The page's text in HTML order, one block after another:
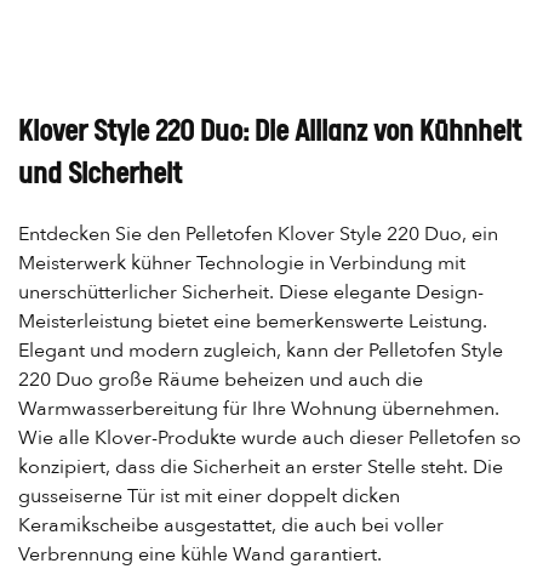
Klover Style 220 Duo: Die Allianz von Kühnheit
und Sicherheit
Entdecken Sie den Pelletofen Klover Style 220 Duo, ein
Meisterwerk kühner Technologie in Verbindung mit
unerschütterlicher Sicherheit. Diese elegante Design-
Meisterleistung bietet eine bemerkenswerte Leistung.
Elegant und modern zugleich, kann der Pelletofen Style
220 Duo große Räume beheizen und auch die
Warmwasserbereitung für Ihre Wohnung übernehmen.
Wie alle Klover-Produkte wurde auch dieser Pelletofen so
konzipiert, dass die Sicherheit an erster Stelle steht. Die
gusseiserne Tür ist mit einer doppelt dicken
Keramikscheibe ausgestattet, die auch bei voller
Verbrennung eine kühle Wand garantiert.